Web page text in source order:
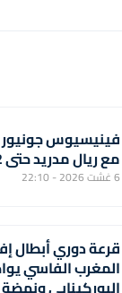
فينيسيوس
مع ريال مدريد حتى 2032
6 غشت 2026 - 22:10
قرعة دوري أبطال
المغرب الفاسي